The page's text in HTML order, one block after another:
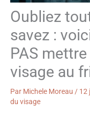
Oubliez
savez :
PAS
visage au
Par Michele Moreau / 12
du visage